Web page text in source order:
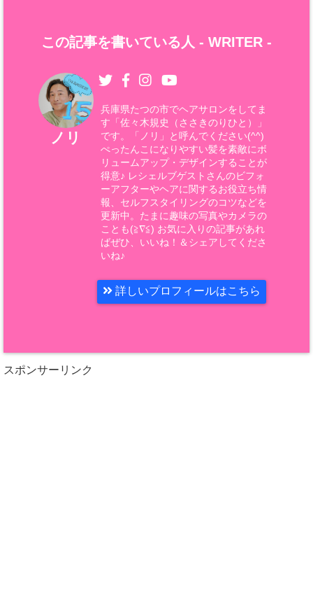
この記事を書いている人 - WRITER -
ノリ
兵庫県たつの市でヘアサロンをしてま
す「佐々木規史（ささきのりひと）」
です。「ノリ」と呼んでください(^^)
ぺったんこになりやすい髪を素敵にボ
リュームアップ・デザインすることが
得意♪ レシェルブゲストさんのビフォ
ーアフターやヘアに関するお役立ち情
報、セルフスタイリングのコツなどを
更新中。たまに趣味の写真やカメラの
ことも(≧∇≦) お気に入りの記事があれ
ばぜひ、いいね！＆シェアしてくださ
いね♪
詳しいプロフィールはこちら
スポンサーリンク